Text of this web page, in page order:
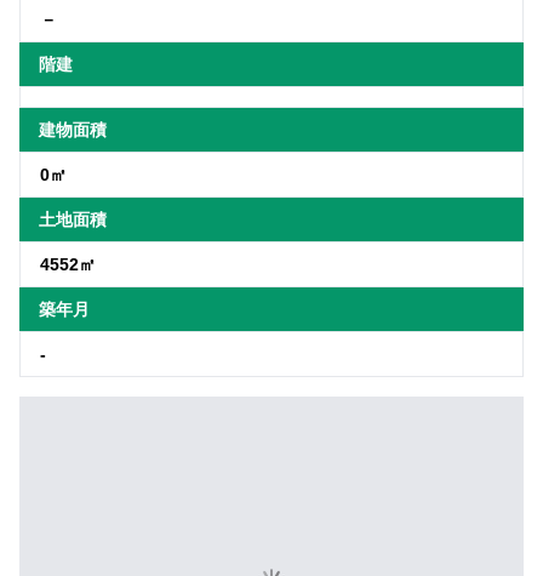
－
階建
建物面積
0㎡
土地面積
4552㎡
築年月
-